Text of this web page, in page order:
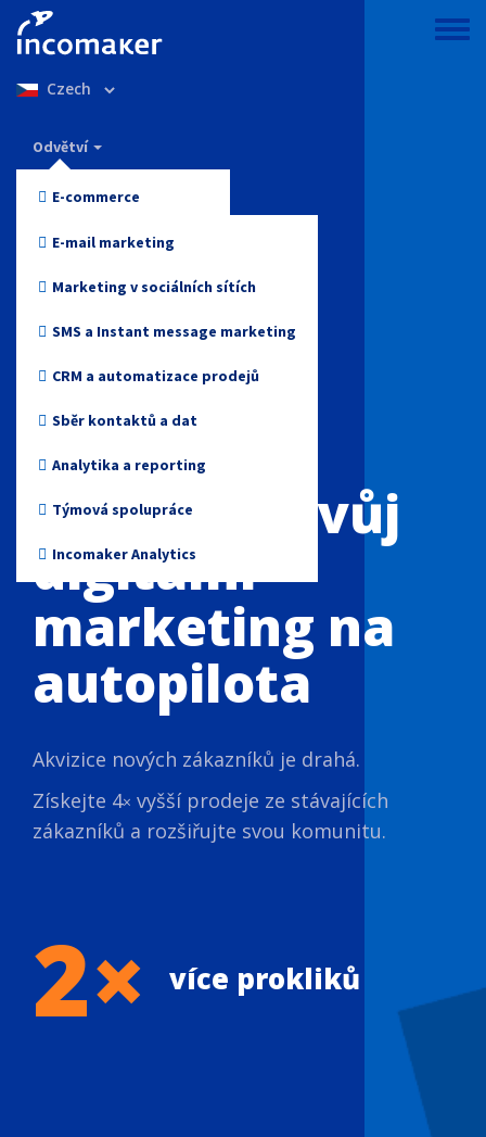
Přejít
hlavnímu
obsahu
Toggle
your
Incomaker
Odvětví
E-commerce
Móda a oblečení
Elektronika
Zdraví a krása
Hračky
Online media
Cestovky
Neziskové organizace
Vlastnosti
E-mail marketing
Marketing v sociálních sítích
SMS a Instant message marketing
CRM a automatizace prodejů
Sběr kontaktů a dat
Analytika a reporting
Týmová spolupráce
Incomaker Analytics
Ceny
Podpora a znalosti
Blog
Přihlášení
Začněte zdarma
Přepněte svůj
digitální
marketing na
autopilota
Akvizice nových zákazníků je drahá.
Získejte 4×​​​​​​​ vyšší prodeje ze stávajících
zákazníků a rozšiřujte svou komunitu.
2× více prokliků